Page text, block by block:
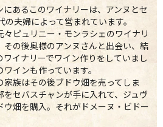
あるこのワイナリーは、アンヌとセ
夫婦によって営まれています。
ピュリニー・モンラシェのワイナリ
の後奥様のアンヌさんと出会い、結
イナリーでワイン作りをしていまし
インも作っています。
族はその後ブドウ畑を売ってしま
セバスチャンが手に入れて、ジュヴ
ウ畑を購入。それがドメーヌ・ビドー